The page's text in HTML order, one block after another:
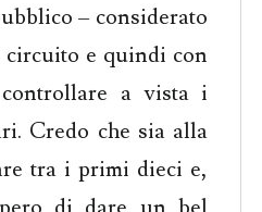
– considerato
circuito e quindi con
a vista i
Credo che sia alla
tra i primi dieci e,